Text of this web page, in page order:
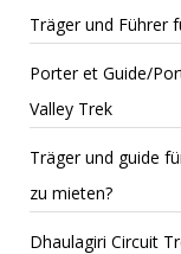
Träger und Führer
Porter et Guide/
Valley Trek
Träger und guide
zu mieten?
Dhaulagiri Circuit